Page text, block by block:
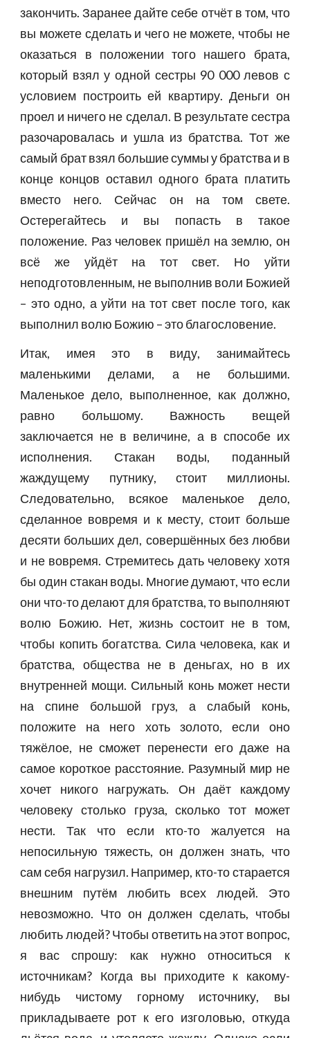
закончить. Заранее дайте себе отчёт в том, что
вы можете сделать и чего не можете, чтобы не
оказаться в положении того нашего брата,
который взял у одной сестры 90 000 левов с
условием построить ей квартиру. Деньги он
проел и ничего не сделал. В результате сестра
разочаровалась и ушла из братства. Тот же
самый брат взял большие суммы у братства и в
конце концов оставил одного брата платить
вместо него. Сейчас он на том свете.
Остерегайтесь и вы попасть в такое
положение. Раз человек пришёл на землю, он
всё же уйдёт на тот свет. Но уйти
неподготовленным, не выполнив воли Божией
– это одно, а уйти на тот свет после того, как
выполнил волю Божию – это благословение.
Итак, имея это в виду, занимайтесь
маленькими делами, а не большими.
Маленькое дело, выполненное, как должно,
равно большому. Важность вещей
заключается не в величине, а в способе их
исполнения. Стакан воды, поданный
жаждущему путнику, стоит миллионы.
Следовательно, всякое маленькое дело,
сделанное вовремя и к месту, стоит больше
десяти больших дел, совершённых без любви
и не вовремя. Стремитесь дать человеку хотя
бы один стакан воды. Многие думают, что если
они что-то делают для братства, то выполняют
волю Божию. Нет, жизнь состоит не в том,
чтобы копить богатства. Сила человека, как и
братства, общества не в деньгах, но в их
внутренней мощи. Сильный конь может нести
на спине большой груз, а слабый конь,
положите на него хоть золото, если оно
тяжёлое, не сможет перенести его даже на
самое короткое расстояние. Разумный мир не
хочет никого нагружать. Он даёт каждому
человеку столько груза, сколько тот может
нести. Так что если кто-то жалуется на
непосильную тяжесть, он должен знать, что
сам себя нагрузил. Например, кто-то старается
внешним путём любить всех людей. Это
невозможно. Что он должен сделать, чтобы
любить людей? Чтобы ответить на этот вопрос,
я вас спрошу: как нужно относиться к
источникам? Когда вы приходите к какому-
нибудь чистому горному источнику, вы
прикладываете рот к его изголовью, откуда